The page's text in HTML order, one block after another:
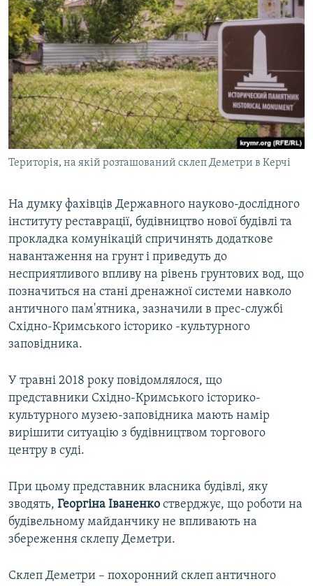
Територія, на якій розташований склеп Деметри в Керчі
На думку фахівців Державного науково-дослідного
інституту реставрації, будівництво нової будівлі та
прокладка комунікацій спричинять додаткове
навантаження на грунт і приведуть до
несприятливого впливу на рівень грунтових вод, що
позначиться на стані дренажної системи навколо
античного пам'ятника, зазначили в прес-службі
Східно-Кримського історико -культурного
заповідника.
У травні 2018 року повідомлялося, що
представники Східно-Кримського історико-
культурного музею-заповідника мають намір
вирішити ситуацію з будівництвом торгового
центру в суді.
При цьому представник власника будівлі, яку
зводять, Георгіна Іваненко стверджує, що роботи на
будівельному майданчику не впливають на
збереження склепу Деметри.
Склеп Деметри – похоронний склеп античного